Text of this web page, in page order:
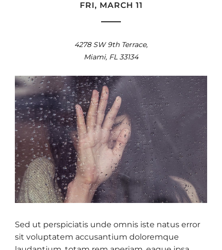
FRI, MARCH 11
4278 SW 9th Terrace,
Miami, FL 33134
Sed ut perspiciatis unde omnis iste natus error
sit voluptatem accusantium doloremque